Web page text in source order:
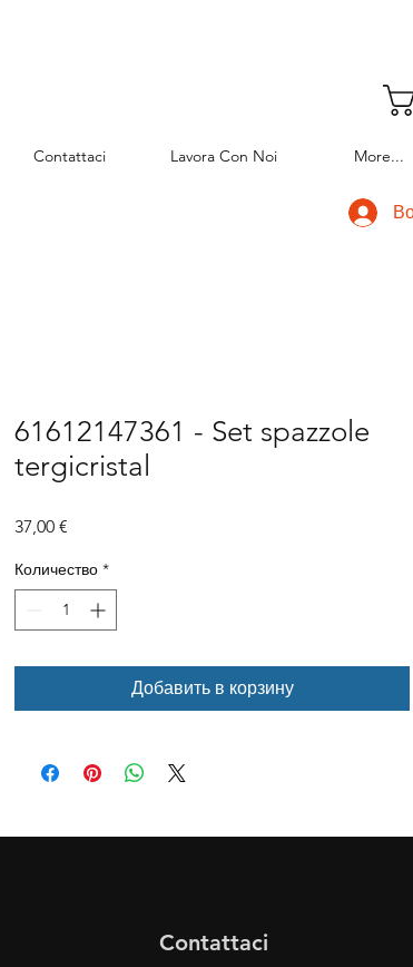
Contattaci Lavora Con Noi More...
61612147361 - Set spazzole
tergicristal
37,00 €
Количество *
Добавить в корзину
Contattaci